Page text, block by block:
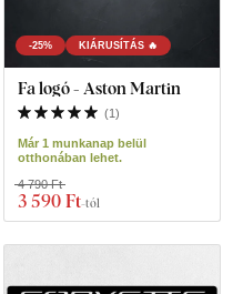
-25% KIÁRUSÍTÁS 🔥
Fa logó - Aston Martin
(1)
Már 1 munkanap belül
otthonában lehet.
3 590 Ft-tól
4 790 Ft